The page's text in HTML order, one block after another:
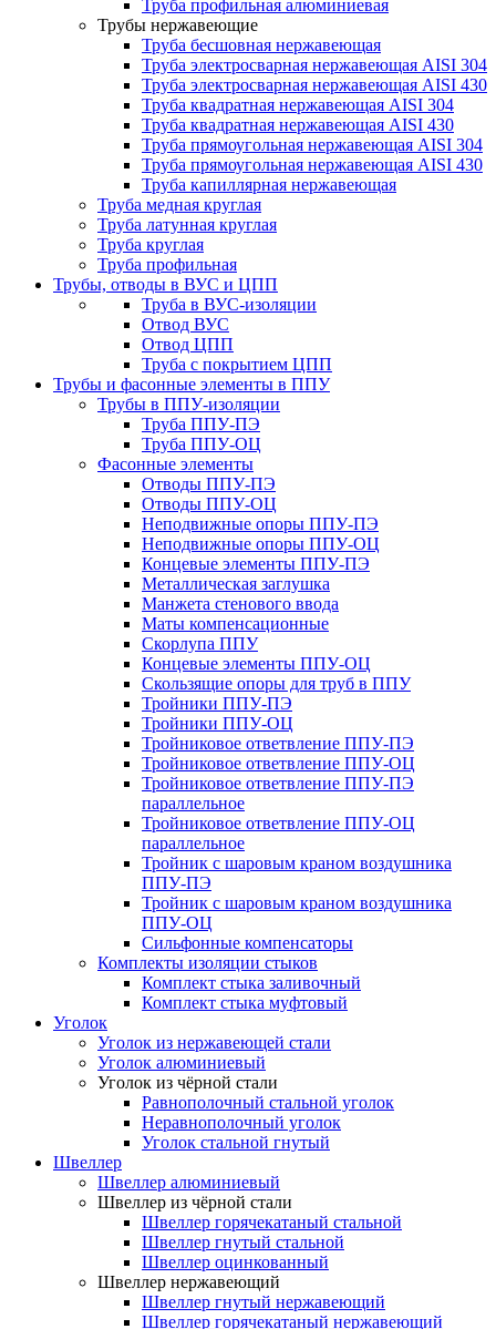
Труба профильная алюминиевая
Трубы нержавеющие
Труба бесшовная нержавеющая
Труба электросварная нержавеющая AISI 304
Труба электросварная нержавеющая AISI 430
Труба квадратная нержавеющая AISI 304
Труба квадратная нержавеющая AISI 430
Труба прямоугольная нержавеющая AISI 304
Труба прямоугольная нержавеющая AISI 430
Труба капиллярная нержавеющая
Труба медная круглая
Труба латунная круглая
Труба круглая
Труба профильная
Трубы, отводы в ВУС и ЦПП
Труба в ВУС-изоляции
Отвод ВУС
Отвод ЦПП
Труба с покрытием ЦПП
Трубы и фасонные элементы в ППУ
Трубы в ППУ-изоляции
Труба ППУ-ПЭ
Труба ППУ-ОЦ
Фасонные элементы
Отводы ППУ-ПЭ
Отводы ППУ-ОЦ
Неподвижные опоры ППУ-ПЭ
Неподвижные опоры ППУ-ОЦ
Концевые элементы ППУ-ПЭ
Металлическая заглушка
Манжета стенового ввода
Маты компенсационные
Скорлупа ППУ
Концевые элементы ППУ-ОЦ
Скользящие опоры для труб в ППУ
Тройники ППУ-ПЭ
Тройники ППУ-ОЦ
Тройниковое ответвление ППУ-ПЭ
Тройниковое ответвление ППУ-ОЦ
Тройниковое ответвление ППУ-ПЭ
параллельное
Тройниковое ответвление ППУ-ОЦ
параллельное
Тройник с шаровым краном воздушника
ППУ-ПЭ
Тройник с шаровым краном воздушника
ППУ-ОЦ
Сильфонные компенсаторы
Комплекты изоляции стыков
Комплект стыка заливочный
Комплект стыка муфтовый
Уголок
Уголок из нержавеющей стали
Уголок алюминиевый
Уголок из чёрной стали
Равнополочный стальной уголок
Неравнополочный уголок
Уголок стальной гнутый
Швеллер
Швеллер алюминиевый
Швеллер из чёрной стали
Швеллер горячекатаный стальной
Швеллер гнутый стальной
Швеллер оцинкованный
Швеллер нержавеющий
Швеллер гнутый нержавеющий
Швеллер горячекатаный нержавеющий